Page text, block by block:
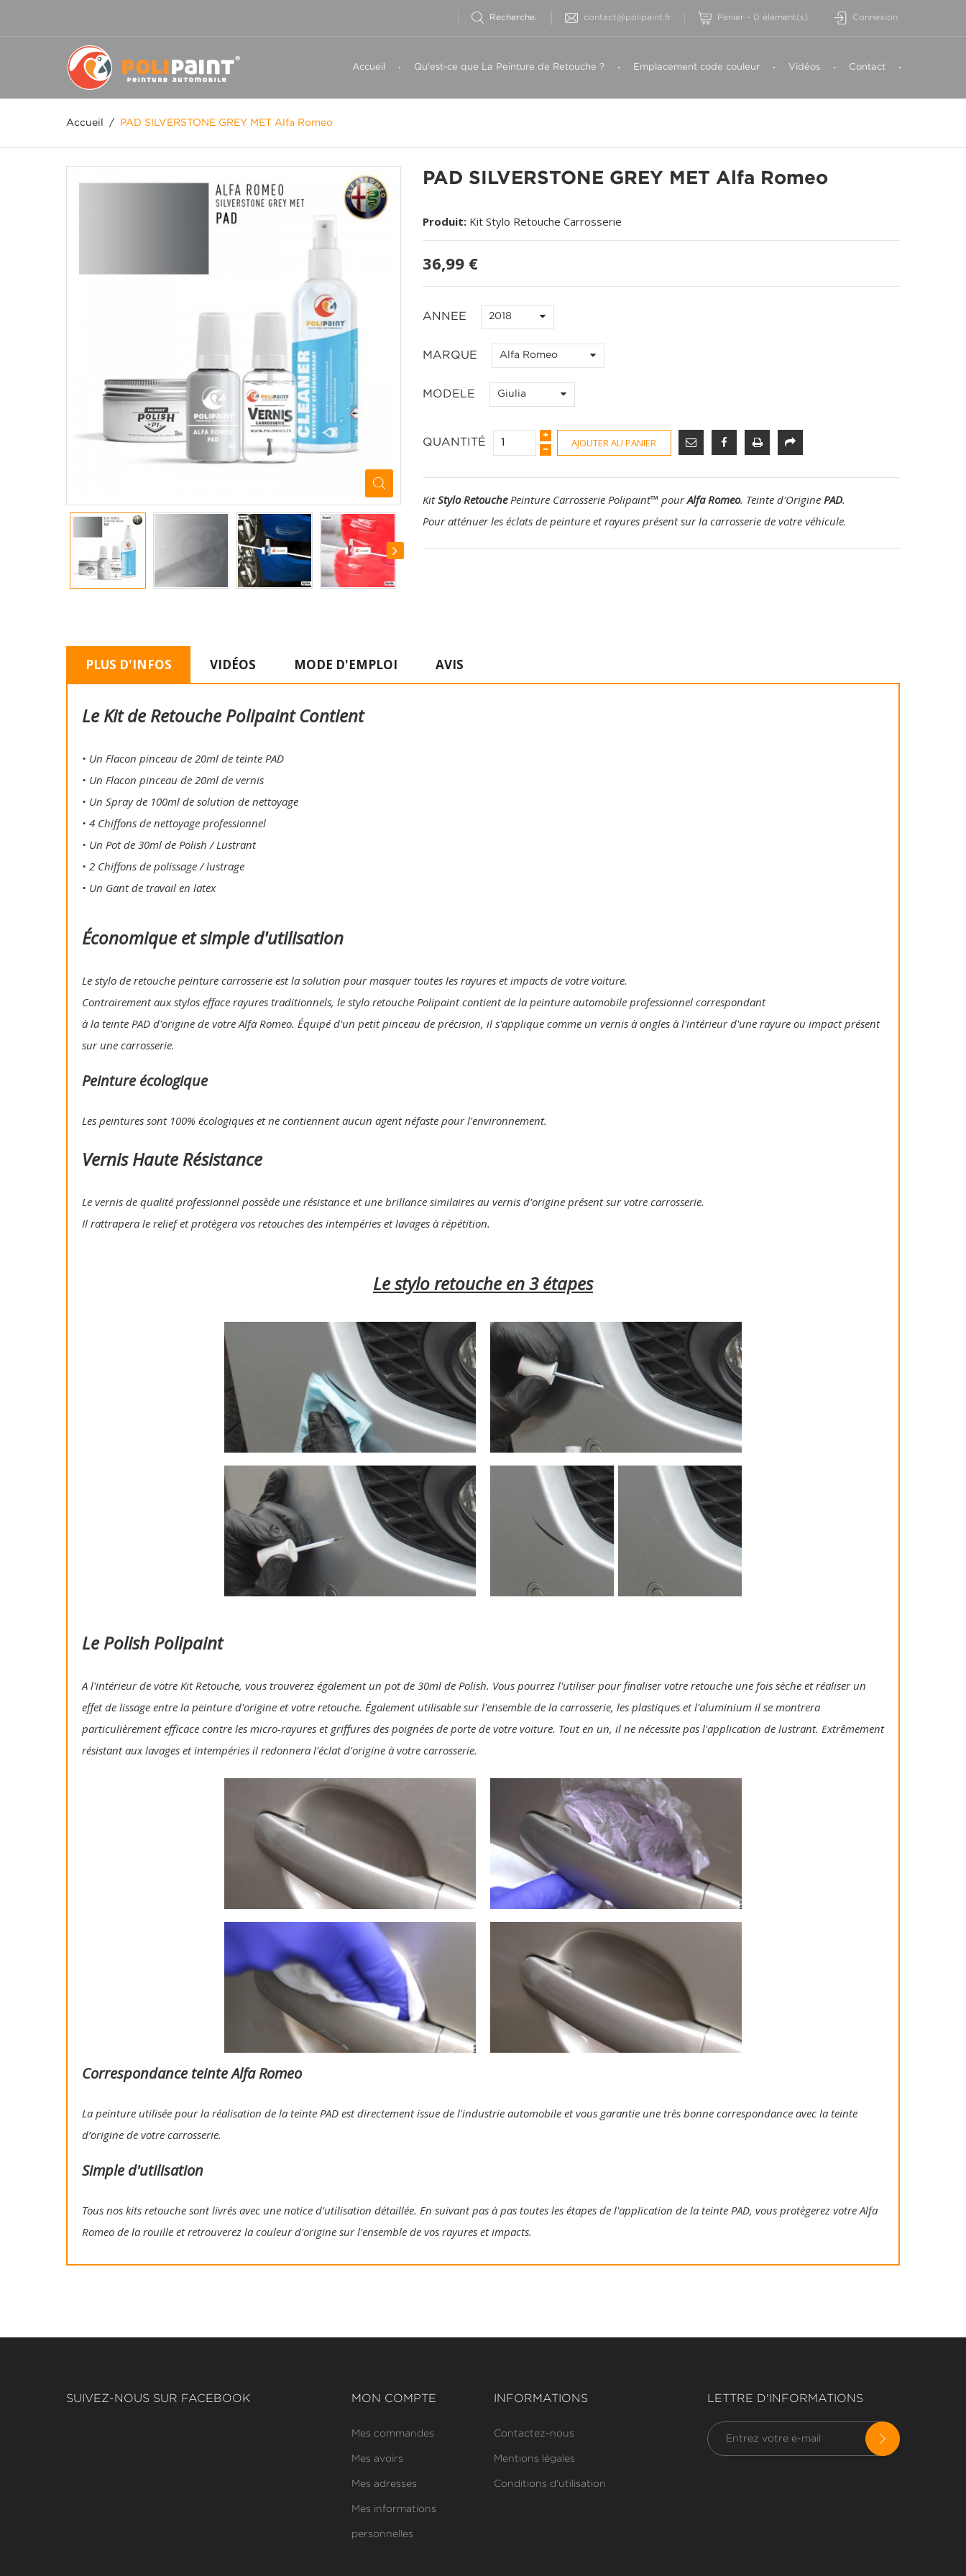
contact@polipaint.fr Panier - 0 élément(s) Connexion
Accueil Qu'est-ce que La Peinture de Retouche ? Emplacement code couleur Vidéos Contact
Accueil / PAD SILVERSTONE GREY MET Alfa Romeo
PAD SILVERSTONE GREY MET Alfa Romeo
Produit: Kit Stylo Retouche Carrosserie
36,99 €
ANNEE 2018
MARQUE Alfa Romeo
MODELE Giulia
QUANTITÉ AJOUTER AU PANIER
KitStylo RetouchePeinture Carrosserie Polipaint™ pourAlfa Romeo. Teinte d'Origine PAD.
Pour atténuer les éclats de peinture et rayures présent sur la carrosserie de votre véhicule.
PLUS D'INFOS VIDÉOS MODE D'EMPLOI AVIS
Le Kit de Retouche Polipaint Contient
• Un Flacon pinceau de 20ml de teinte PAD
• Un Flacon pinceau de 20ml de vernis
• Un Spray de 100ml de solution de nettoyage
• 4 Chiffons de nettoyage professionnel
• Un Pot de 30ml de Polish / Lustrant
• 2 Chiffons de polissage / lustrage
• Un Gant de travail en latex
Économique et simple d'utilisation
Le stylo de retouche peinture carrosserie est la solution pour masquer toutes les rayures et impacts de votre voiture.
Contrairement aux stylos efface rayures traditionnels, le stylo retouche Polipaint contient de la peinture automobile professionnel correspondant
à la teinte PAD d'origine de votre Alfa Romeo. Équipé d'un petit pinceau de précision, il s'applique comme un vernis à ongles à l'intérieur d'une rayure ou impact présent
sur une carrosserie.
Peinture écologique
Les peintures sont 100% écologiques et ne contiennent aucun agent néfaste pour l'environnement.
Vernis Haute Résistance
Le vernis de qualité professionnel possède une résistance et une brillance similaires au vernis d'origine présent sur votre carrosserie.
Il rattrapera le relief et protègera vos retouches des intempéries et lavages à répétition.
Le stylo retouche en 3 étapes
Le Polish Polipaint
A l'intérieur de votre Kit Retouche, vous trouverez également un pot de 30ml de Polish. Vous pourrez l'utiliser pour finaliser votre retouche une fois sèche et réaliser un
effet de lissage entre la peinture d'origine et votre retouche. Également utilisable sur l'ensemble de la carrosserie, les plastiques et l'aluminium il se montrera
particulièrement efficace contre les micro-rayures et griffures des poignées de porte de votre voiture. Tout en un, il ne nécessite pas l'application de lustrant. Extrêmement
résistant aux lavages et intempéries il redonnera l'éclat d'origine à votre carrosserie.
Correspondance teinte Alfa Romeo
La peinture utilisée pour la réalisation de la teinte PAD est directement issue de l'industrie automobile et vous garantie une très bonne correspondance avec la teinte
d’origine de votre carrosserie.
Simple d'utilisation
Tous nos kits retouche sont livrés avec une notice d'utilisation détaillée. En suivant pas à pas toutes les étapes de l'application de la teinte PAD, vous protègerez votre Alfa
Romeo de la rouille et retrouverez la couleur d'origine sur l'ensemble de vos rayures et impacts.
SUIVEZ-NOUS SUR FACEBOOK MON COMPTE
Mes commandes
Mes avoirs
Mes adresses
Mes informations
personnelles
INFORMATIONS
Contactez-nous
Mentions légales
Conditions d'utilisation
LETTRE D'INFORMATIONS